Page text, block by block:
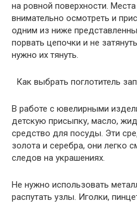
на ровной поверхности.
внимательно осмотреть и
одним из ниже
порвать цепочки и не
нужно их тянуть.
Как выбрать поглотитель
В работе с ювелирными
детскую присыпку, масло,
средство для посуды. Эти
золота и серебра, они легко
следов на украшениях.
Не нужно использовать
распутать узлы. Иголки,